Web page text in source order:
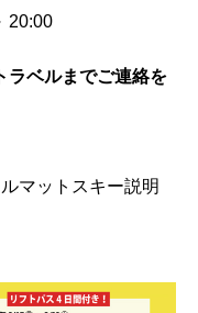
20:00
ラベルまでご連絡を
マットスキー説明